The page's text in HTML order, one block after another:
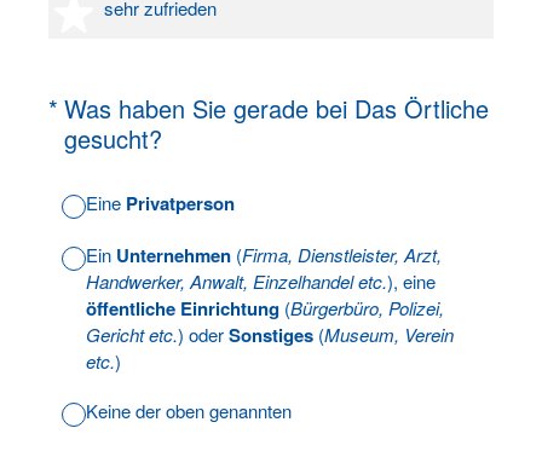
sehr zufrieden
5 Sterne
* Was haben Sie gerade bei Das Örtliche
gesucht?
(Erforderlich.)
Eine Privatperson
Ein Unternehmen (Firma, Dienstleister, Arzt,
Handwerker, Anwalt, Einzelhandel etc.), eine
öffentliche Einrichtung (Bürgerbüro, Polizei,
Gericht etc.) oderSonstiges (Museum, Verein
etc.)
Keine der oben genannten